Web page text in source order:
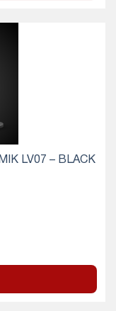
LV07 – BLACK